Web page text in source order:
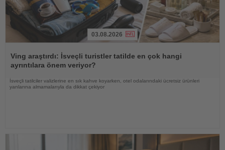
Oku
03.08.2026
Ving araştırdı: İsveçli turistler tatilde en çok hangi
ayrıntılara önem veriyor?
İsveçli tatilciler valizlerine en sık kahve koyarken, otel odalarındaki ücretsiz ürünleri
yanlarına almamalarıyla da dikkat çekiyor